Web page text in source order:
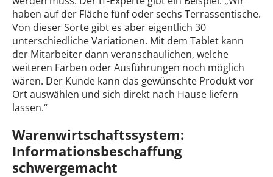
haben auf der Fläche fünf oder sechs Terrassentische.
Von dieser Sorte gibt es aber eigentlich 30
unterschiedliche Variationen. Mit dem Tablet kann
der Mitarbeiter dann veranschaulichen, welche
weiteren Farben oder Ausführungen noch möglich
wären. Der Kunde kann das gewünschte Produkt vor
Ort auswählen und sich direkt nach Hause liefern
lassen.“
Warenwirtschaftssystem:
Informationsbeschaffung
schwergemacht